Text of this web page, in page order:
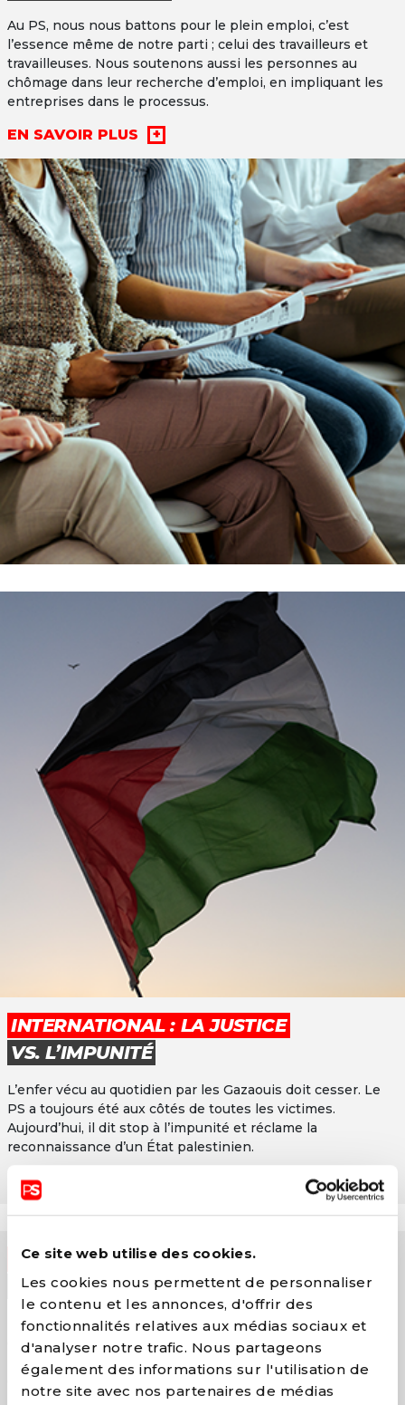
Ce site web utilise des cookies.
Les cookies nous permettent de personnaliser
le contenu et les annonces, d'offrir des
fonctionnalités relatives aux médias sociaux et
d'analyser notre trafic. Nous partageons
également des informations sur l'utilisation de
notre site avec nos partenaires de médias
Au PS, nous nous battons pour le plein emploi, c’est
l’essence même de notre parti ; celui des travailleurs et
travailleuses. Nous soutenons aussi les personnes au
chômage dans leur recherche d’emploi, en impliquant les
entreprises dans le processus.
EN SAVOIR PLUS
INTERNATIONAL : LA JUSTICE
VS. L’IMPUNITÉ
L’enfer vécu au quotidien par les Gazaouis doit cesser. Le
PS a toujours été aux côtés de toutes les victimes.
Aujourd’hui, il dit stop à l’impunité et réclame la
reconnaissance d’un État palestinien.
EN SAVOIR PLUS
JUSTICE FISCALE : LA JUSTICE
VS. LES PRIVILÈGES
Pour rendre la société plus juste, il est impératif de faire
contribuer équitablement les très grandes fortunes, les
banques et les multinationales. Leur juste contribution aux
efforts budgétaires permettra d’améliorer la vie de la classe
moyenne, des personnes qui travaillent.